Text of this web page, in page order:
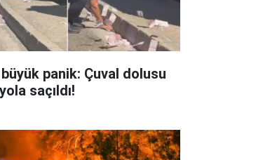
panik: Çuval dolusu
saçıldı!